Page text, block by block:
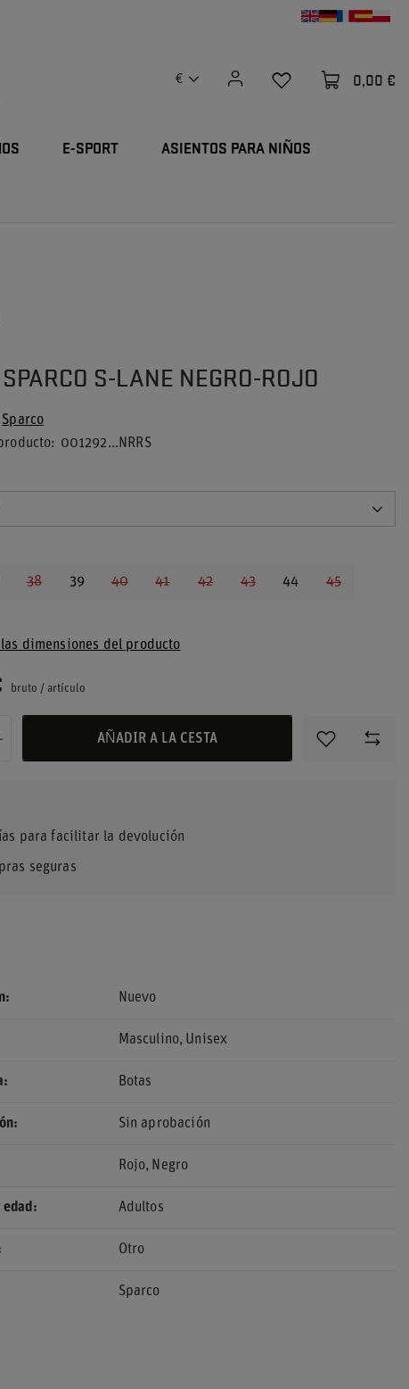
€ 0,00 €
E-SPORT ASIENTOS PARA NIÑOS
S-LANE NEGRO-ROJO
Sparco
001292...NRRS
38 39 40 41 42 43 44 45
dimensiones del producto
bruto /artículo
AÑADIR A LA CESTA
para facilitar la devolución
seguras
Nuevo
Masculino Unisex
Botas
Sin aprobación
Rojo Negro
Adultos
Otro
Sparco